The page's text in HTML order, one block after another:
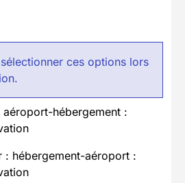
ces options lors
hébergement :
: hébergement-aéroport :